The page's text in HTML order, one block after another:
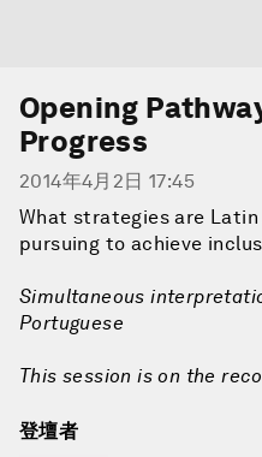
Opening
Progress
2014年4月2日 17:45
What strategies are
pursuing to achieve
Simultaneous
Portuguese
This session is on the
登壇者